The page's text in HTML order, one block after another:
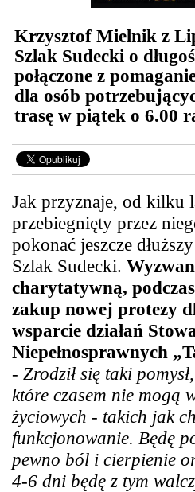
Krzysztof Mielnik z
Szlak Sudecki o
połączone z
dla osób
trasę w piątek o 6.00
Jak przyznaje, od kilku
przebiegnięty przez
pokonać jeszcze
Szlak Sudecki.
charytatywną,
zakup nowej protezy
wsparcie działań
Niepełnosprawnych
- Zrodził się taki
które czasem nie mogą
życiowych - takich jak
funkcjonowanie. Będę
pewno ból i cierpienie
4-6 dni będę z tym